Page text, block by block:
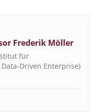
Frederik Möller
für
Driven Enterprise)